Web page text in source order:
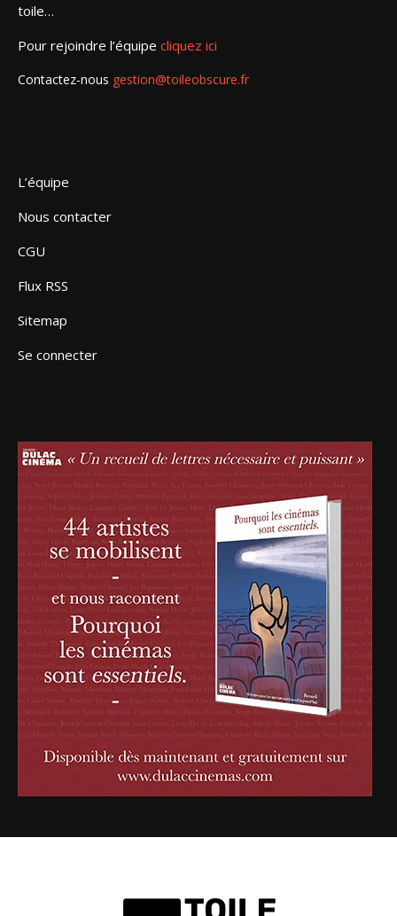
toile…
Pour rejoindre l’équipe cliquez ici
Contactez-nous gestion@toileobscure.fr
L’équipe
Nous contacter
CGU
Flux RSS
Sitemap
Se connecter